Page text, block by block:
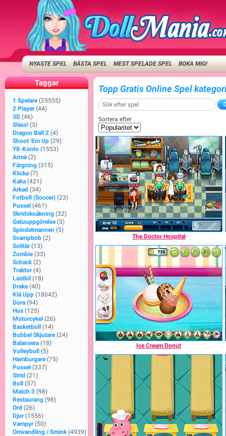
NYASTE SPEL BÄSTA SPEL MEST SPELADE SPEL BOKA MIG!
Taggar
1 Spelare (25555)
2 Player (44)
3D (46)
Slåss! (3)
Dragon Ball Z (4)
Shoot 'Em Up (29)
Y8-Konto (1553)
Armé (2)
Färgning (315)
Klicka (7)
Kaka (421)
Arkad (34)
Fotboll (Soccer) (23)
Pussel (461)
Skridskoåkning (32)
Gatuuppgörelse (3)
Spindelmannen (5)
Svampbob (2)
Solitär (13)
Zombie (33)
Schack (2)
Traktor (4)
Lastbil (18)
Drake (40)
Klä Upp (18042)
Dora (94)
Hus (125)
Motorcykel (26)
Basketboll
(14)
Bubbel Skjutare (24)
Balansera (18)
Volleyboll
(5)
Hamburgare (75)
Pussel (337)
Strid (21)
Boll
(57)
Match 3 (98)
Restaurang (98)
Ord (26)
Djur (1556)
Vampyr (50)
Omvandling / Smink (4939)
Topp Gratis Online Spel
Sortera efter
The Doctor Hospital
Ice Cream Donut